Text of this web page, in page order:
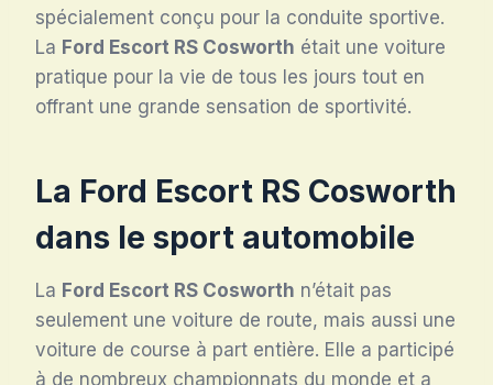
spécialement conçu pour la conduite sportive.
La Ford Escort RS Cosworth était une voiture
pratique pour la vie de tous les jours tout en
offrant une grande sensation de sportivité.
La Ford Escort RS Cosworth
dans le sport automobile
La Ford Escort RS Cosworth n’était pas
seulement une voiture de route, mais aussi une
voiture de course à part entière. Elle a participé
à de nombreux championnats du monde et a